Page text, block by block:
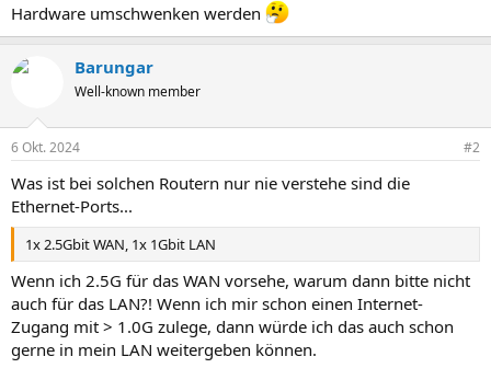
Hardware umschwenken werden
Barungar
Well-known member
6 Okt. 2024 #2
Was ist bei solchen Routern nur nie verstehe sind die
Ethernet-Ports...
1x 2.5Gbit WAN, 1x 1Gbit LAN
Wenn ich 2.5G für das WAN vorsehe, warum dann bitte nicht
auch für das LAN?! Wenn ich mir schon einen Internet-
Zugang mit > 1.0G zulege, dann würde ich das auch schon
gerne in mein LAN weitergeben können.